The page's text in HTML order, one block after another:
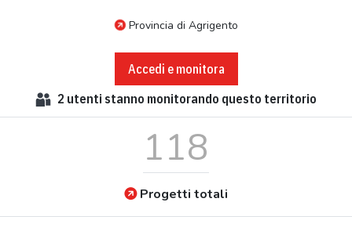
Provincia di Agrigento
Accedi e monitora
2 utenti stanno monitorando questo territorio
118
Progetti totali